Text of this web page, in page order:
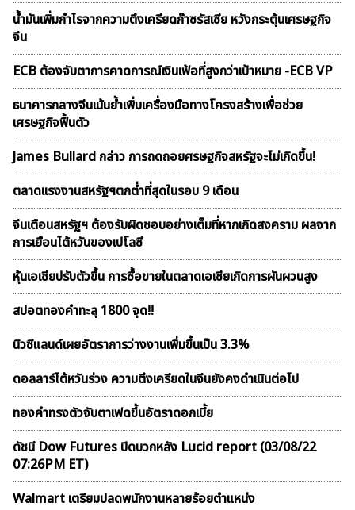
น้ำมันเพิ่มกำไรจากความตึงเครียดก๊าซรัสเซีย หวังกระตุ้นเศรษฐกิจ
จีน
ECB ต้องจับตาการคาดการณ์เงินเฟ้อที่สูงกว่าเป้าหมาย -ECB VP
ธนาคารกลางจีนเน้นย้ำเพิ่มเครื่องมือทางโครงสร้างเพื่อช่วย
เศรษฐกิจฟื้นตัว
James Bullard กล่าว การถดถอยศรษฐกิจสหรัฐจะไม่เกิดขึ้น!
ตลาดเเรงงานสหรัฐฯตกต่ำที่สุดในรอบ 9 เดือน
จีนเตือนสหรัฐฯ ต้องรับผิดชอบอย่างเต็มที่หากเกิดสงคราม ผลจาก
การเยือนไต้หวันของเปโลซี
หุ้นเอเชียปรับตัวขึ้น การซื้อขายในตลาดเอเชียเกิดการผันผวนสูง
สปอตทองคำทะลุ 1800 จุด!!
นิวซีแลนด์เผยอัตราการว่างงานเพิ่มขึ้นเป็น 3.3%
ดอลลาร์ไต้หวันร่วง ความตึงเครียดในจีนยังคงดำเนินต่อไป
ทองคำทรงตัวจับตาเฟดขึ้นอัตราดอกเบี้ย
ดัชนี Dow Futures ปิดบวกหลัง Lucid report (03/08/22
07:26PM ET)
Walmart เตรียมปลดพนักงานหลายร้อยตำแหน่ง